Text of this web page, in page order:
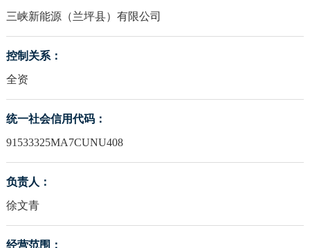
三峡新能源（兰坪县）有限公司
控制关系：
全资
统一社会信用代码：
91533325MA7CUNU408
负责人：
徐文青
经营范围：